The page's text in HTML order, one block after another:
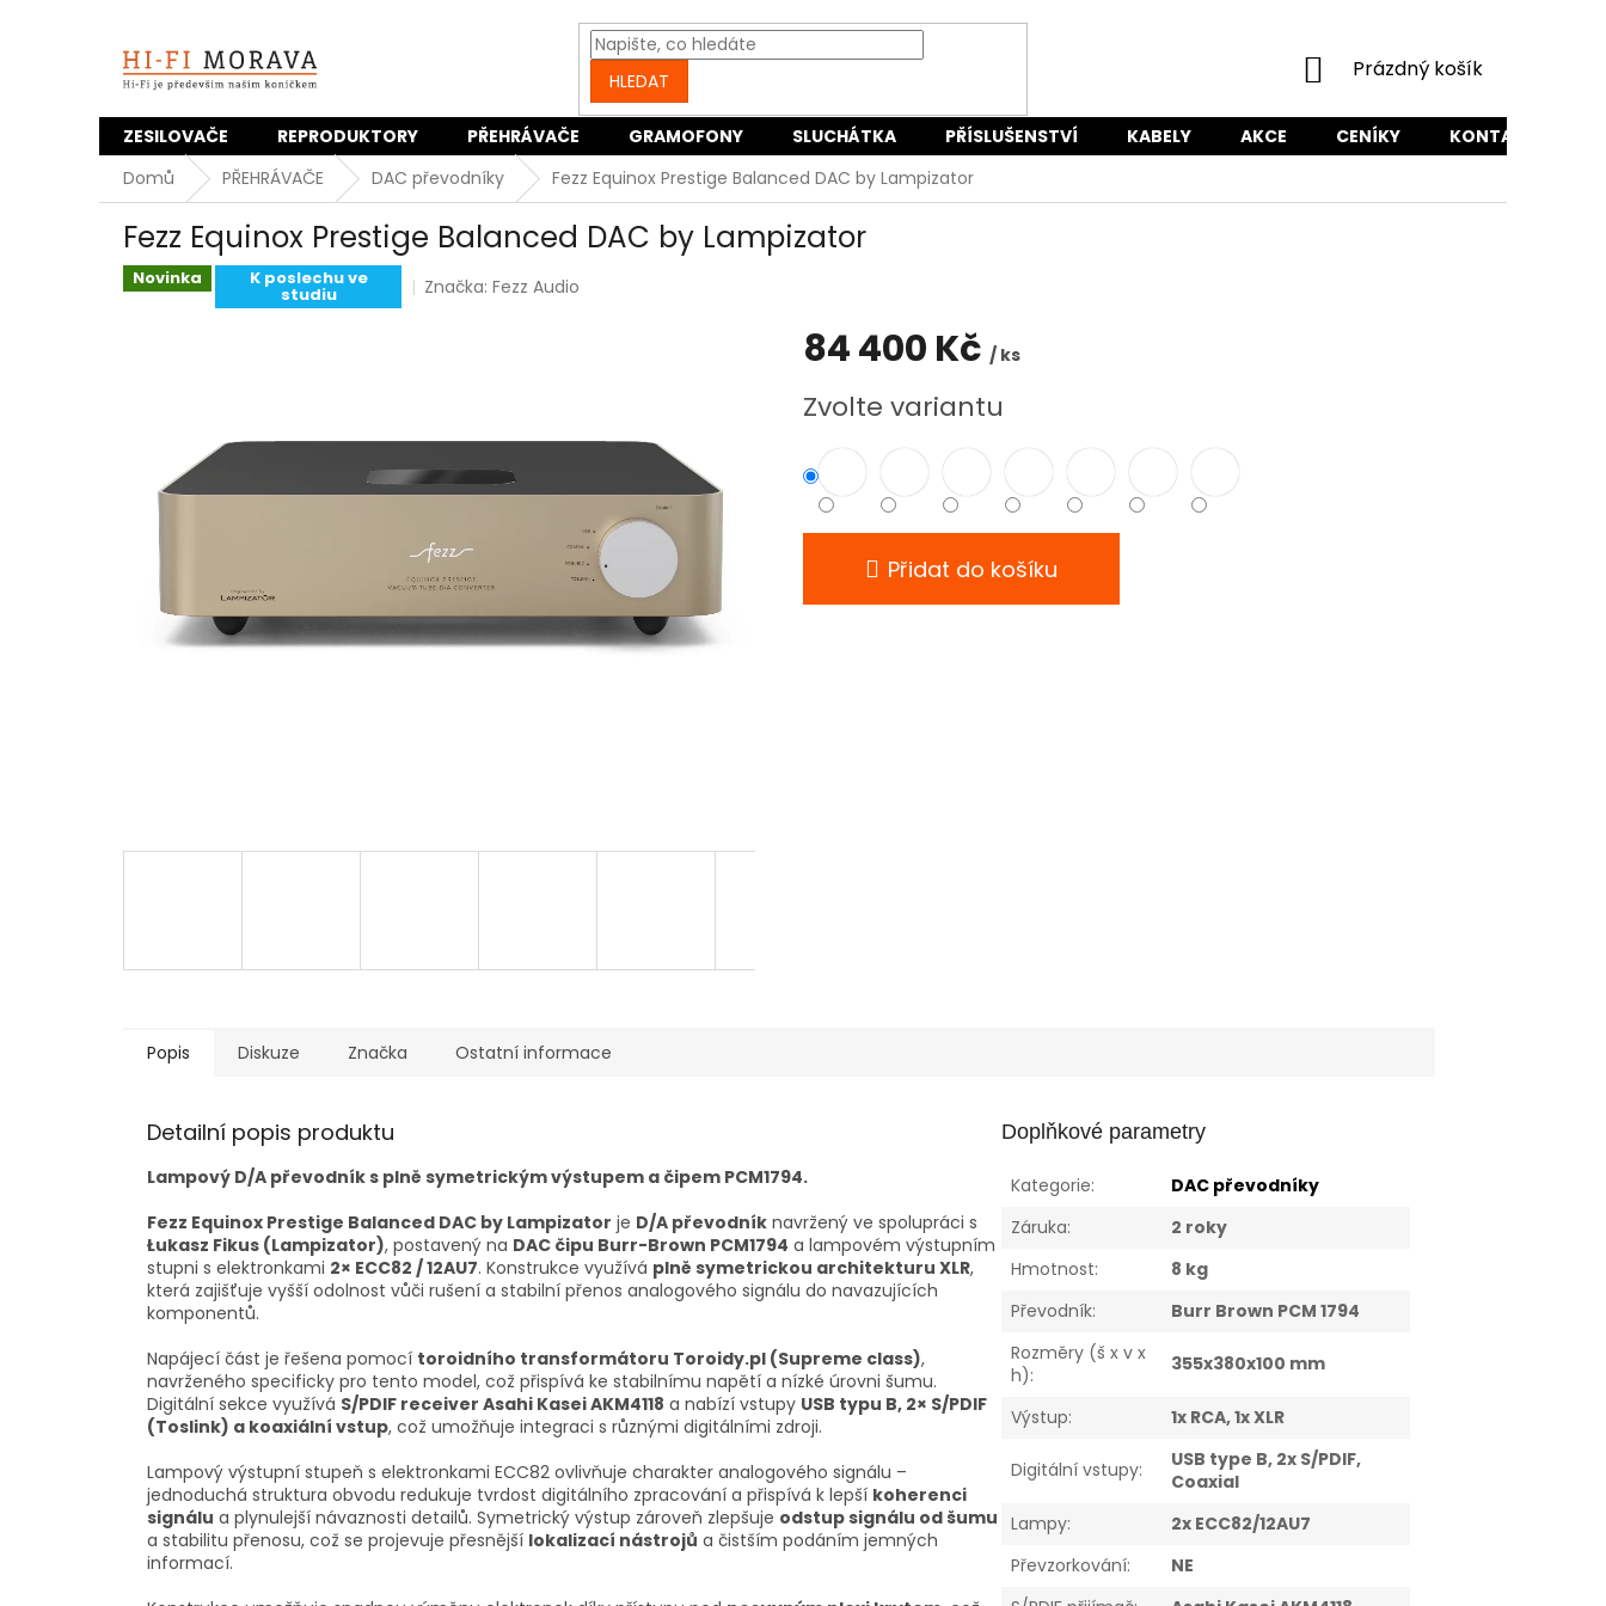
HLEDAT
NÁKUPNÍ
Prázdný košík
ZESILOVAČE REPRODUKTORY PŘEHRÁVAČE GRAMOFONY SLUCHÁTKA PŘÍSLUŠENSTVÍ KABELY AKCE CENÍKY KONTAKTY
Domů
PŘEHRÁVAČE DAC převodníky Fezz Equinox Prestige Balanced DAC by Lampizator
Fezz Equinox Prestige Balanced DAC by Lampizator
Novinka K poslechu ve
studiu Značka:Fezz Audio
84 400 Kč / ks
cena:
Zvolte variantu
Přidat do košíku
Popis Diskuze Značka Ostatní informace
Detailní popis produktu
Lampový D/A převodník s plně symetrickým výstupem a čipem PCM1794.
Fezz Equinox Prestige Balanced DAC by Lampizator je D/A převodník navržený ve spolupráci s
Łukasz Fikus (Lampizator), postavený na DAC čipu Burr-Brown PCM1794 a lampovém výstupním
stupni s elektronkami 2× ECC82 / 12AU7. Konstrukce využívá plně symetrickou architekturu XLR,
která zajišťuje vyšší odolnost vůči rušení a stabilní přenos analogového signálu do navazujících
komponentů.
Napájecí část je řešena pomocí toroidního transformátoru Toroidy.pl (Supreme class),
navrženého specificky pro tento model, což přispívá ke stabilnímu napětí a nízké úrovni šumu.
Digitální sekce využívá S/PDIF receiver Asahi Kasei AKM4118 a nabízí vstupy USB typu B, 2× S/PDIF
(Toslink) a koaxiální vstup, což umožňuje integraci s různými digitálními zdroji.
Lampový výstupní stupeň s elektronkami ECC82 ovlivňuje charakter analogového signálu –
jednoduchá struktura obvodu redukuje tvrdost digitálního zpracování a přispívá k lepší koherenci
signálu a plynulejší návaznosti detailů. Symetrický výstup zároveň zlepšuje odstup signálu od šumu
a stabilitu přenosu, což se projevuje přesnější lokalizací nástrojů a čistším podáním jemných
informací.
Doplňkové parametry
Kategorie:
DAC převodníky
Záruka:
2 roky
Hmotnost:
8 kg
Převodník:
Burr Brown PCM 1794
Rozměry (š x v x
h): 355x380x100 mm
Výstup: 1x RCA, 1x XLR
Digitální vstupy:
USB type B, 2x S/PDIF,
Coaxial
Lampy:
2x ECC82/12AU7
Převzorkování:
NE